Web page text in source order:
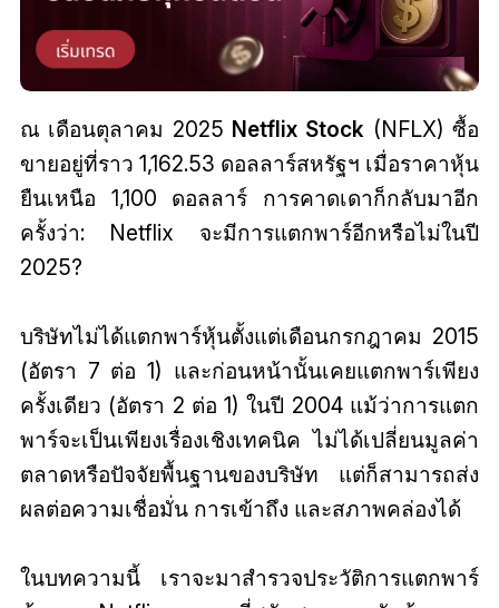
ณ เดือนตุลาคม 2025 Netflix Stock (NFLX) ซื้อ
ขายอยู่ที่ราว 1,162.53 ดอลลาร์สหรัฐฯ เมื่อราคาหุ้น
ยืนเหนือ 1,100 ดอลลาร์ การคาดเดาก็กลับมาอีก
ครั้งว่า: Netflix จะมีการแตกพาร์อีกหรือไม่ในปี
2025?
บริษัทไม่ได้แตกพาร์หุ้นตั้งแต่เดือนกรกฎาคม 2015
(อัตรา 7 ต่อ 1) และก่อนหน้านั้นเคยแตกพาร์เพียง
ครั้งเดียว (อัตรา 2 ต่อ 1) ในปี 2004 แม้ว่าการแตก
พาร์จะเป็นเพียงเรื่องเชิงเทคนิค ไม่ได้เปลี่ยนมูลค่า
ตลาดหรือปัจจัยพื้นฐานของบริษัท แต่ก็สามารถส่ง
ผลต่อความเชื่อมั่น การเข้าถึง และสภาพคล่องได้
ในบทความนี้ เราจะมาสำรวจประวัติการแตกพาร์